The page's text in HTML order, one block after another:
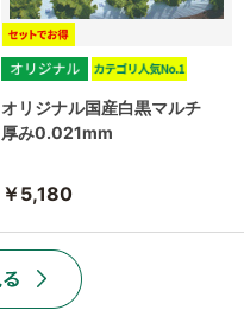
オリジナル国産白黒マルチ
厚み0.021mm
￥5,180